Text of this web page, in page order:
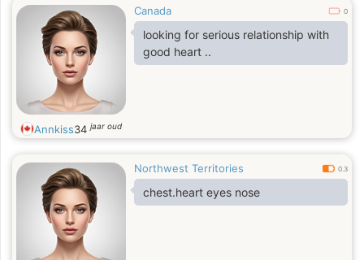
Canada 0
looking for serious relationship with
good heart ..
Annkiss34jaar oud
Northwest Territories 0.3
chest.heart eyes nose